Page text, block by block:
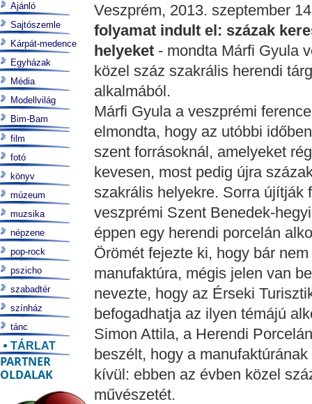
Veszprém, 2013. szeptember
folyamat indult el: százak
helyeket- mondta Márfi Gyula
közel száz szakrális herendi
alkalmából.
Márfi Gyula a veszprémi
elmondta, hogy az utóbbi
szent forrásoknál, amelyeket
kevesen, most pedig újra
szakrális helyekre. Sorra újítják
veszprémi Szent Benedek-
éppen egy herendi porcelán
Örömét fejezte ki, hogy bár
manufaktúra, mégis jelen van
nevezte, hogy az Érseki
befogadhatja az ilyen témájú
Simon Attila, a Herendi
beszélt, hogy a
kívül: ebben az évben közel
művészetét.
Ajánló
Sajtószemle
Kárpát-medence
Egyházak
Média
Modellvilág
Bim-Bam
film
fotó
könyv
múzeum
muzsika
népzene
pop-rock
pszicho
szabadtér
színház
tánc
TÁRLAT
PARTNER
OLDALAK